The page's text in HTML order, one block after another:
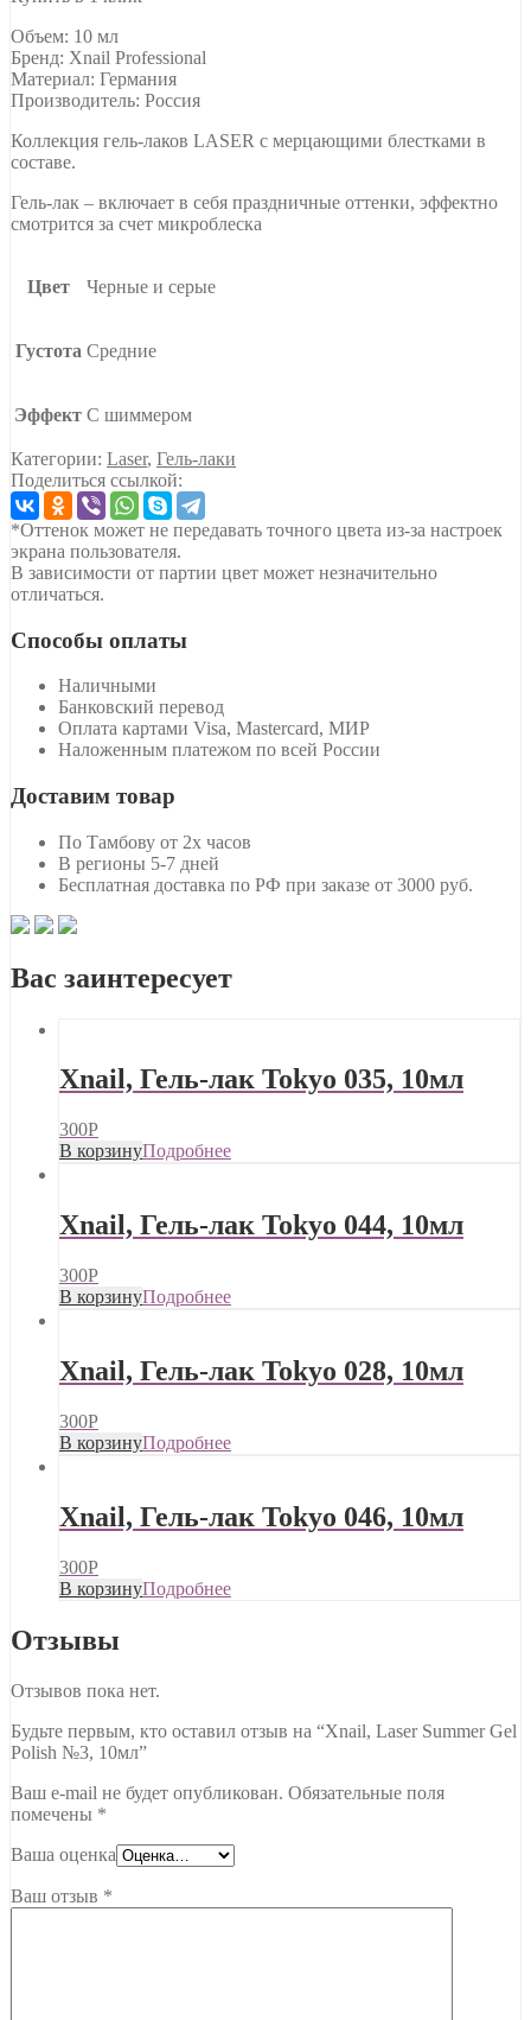
Объем: 10 мл
Бренд: Xnail Professional
Материал: Германия
Производитель: Россия
Коллекция гель-лаков LASER с мерцающими блестками в
составе.
Гель-лак – включает в себя праздничные оттенки, эффектно
смотрится за счет микроблеска
Цвет Черные и серые
Густота Средние
Эффект С шиммером
Категории: Laser, Гель-лаки
Поделиться ссылкой:
*Оттенок может не передавать точного цвета из-за настроек
экрана пользователя.
В зависимости от партии цвет может незначительно
отличаться.
Способы оплаты
Наличными
Банковский перевод
Оплата картами Visa, Mastercard, МИР
Наложенным платежом по всей России
Доставим товар
По Тамбову от 2х часов
В регионы 5-7 дней
Бесплатная доставка по РФ при заказе от 3000 руб.
Вас заинтересует
Xnail, Гель-лак Tokyo 035, 10мл
300Р
В корзинуПодробнее
Xnail, Гель-лак Tokyo 044, 10мл
300Р
В корзинуПодробнее
Xnail, Гель-лак Tokyo 028, 10мл
300Р
В корзинуПодробнее
Xnail, Гель-лак Tokyo 046, 10мл
300Р
В корзинуПодробнее
Отзывы
Отзывов пока нет.
Будьте первым, кто оставил отзыв на “Xnail, Laser Summer Gel
Polish №3, 10мл”
Ваш e-mail не будет опубликован. Обязательные поля
помечены *
Ваша оценка
Ваш отзыв *